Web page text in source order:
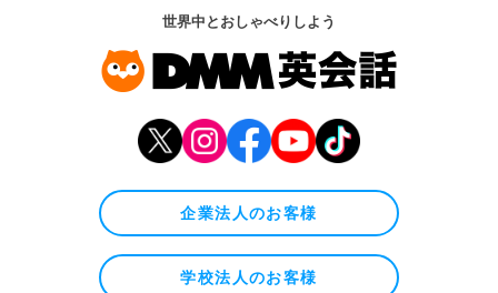
世界中とおしゃべりしよう
企業法人のお客様
学校法人のお客様